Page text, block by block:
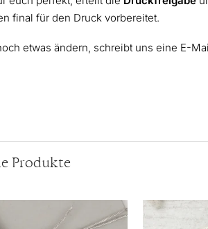
final für den Druck vorbereitet.
etwas ändern, schreibt uns eine E-
Produkte
Dieses
Produkt